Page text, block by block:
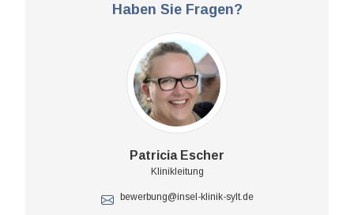
Haben Sie Fragen?
Patricia Escher
Klinikleitung
bewerbung@insel-klinik-sylt.de